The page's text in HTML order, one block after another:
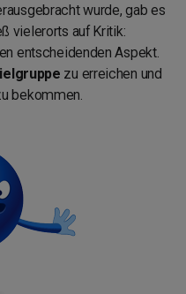
wurde, gab es
vielerorts auf Kritik:
entscheidenden Aspekt.
zu erreichen und
bekommen.